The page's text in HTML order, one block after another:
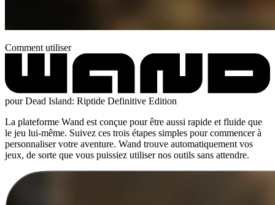
Comment utiliser
pour Dead Island: Riptide Definitive Edition
La plateforme Wand est conçue pour être aussi rapide et fluide que
le jeu lui-même. Suivez ces trois étapes simples pour commencer à
personnaliser votre aventure. Wand trouve automatiquement vos
jeux, de sorte que vous puissiez utiliser nos outils sans attendre.